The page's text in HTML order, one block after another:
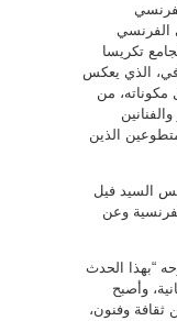
الفرنسي
تكريسا
الذي يعكس
مكوناته، من
الذين
السيد فيل
وعن
“بهذا الحدث
وأصبح
ثقافة وفنون،